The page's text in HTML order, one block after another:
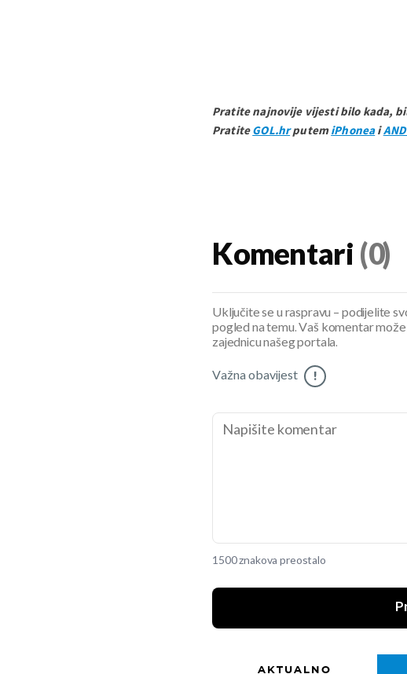
Pratite najnovije vijesti bilo kada,
PratiteGOL.hrputemiPhoneai
Komentari (0)
Uključite se u raspravu – podijelite
pogled na temu. Vaš komentar
zajednicu našeg portala.
Važna obavijest !
1500 znakova preostalo
AKTUALNO